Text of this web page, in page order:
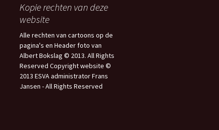
Kopie rechten van deze
website
Alle rechten van cartoons op de
pagina's en Header foto van
Albert Bokslag © 2013. All Rights
Reserved Copyright website ©
2013 ESVA administrator Frans
Jansen - All Rights Reserved